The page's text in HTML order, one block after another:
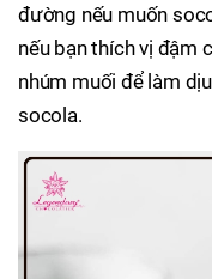
đường nếu muốn
nếu bạn thích vị đậm
nhúm muối để làm
socola.